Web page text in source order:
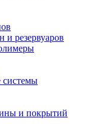
и резервуаров
системы
и покрытий